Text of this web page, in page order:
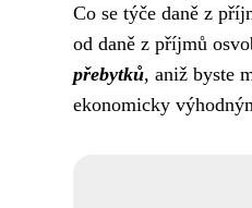
Co se týče daně z
od daně z příjmů
přebytků, aniž byste
ekonomicky